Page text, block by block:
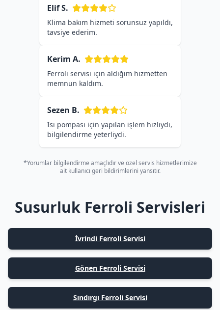
Elif S.
Klima bakım hizmeti sorunsuz yapıldı,
tavsiye ederim.
Kerim A.
Ferroli servisi için aldığım hizmetten
memnun kaldım.
Sezen B.
Isı pompası için yapılan işlem hızlıydı,
bilgilendirme yeterliydi.
*Yorumlar bilgilendirme amaçlıdır ve özel servis hizmetlerimize
ait kullanıcı geri bildirimlerini yansıtır.
Susurluk Ferroli Servisleri
İvrindi Ferroli Servisi
Gönen Ferroli Servisi
Sındırgı Ferroli Servisi